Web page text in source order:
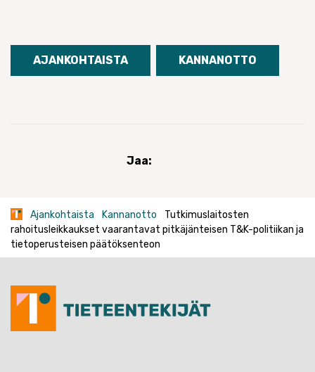
AJANKOHTAISTA KANNANOTTO
Jaa:
Ajankohtaista Kannanotto
Tutkimuslaitosten
rahoitusleikkaukset vaarantavat pitkäjänteisen T&K-politiikan ja
tietoperusteisen päätöksenteon